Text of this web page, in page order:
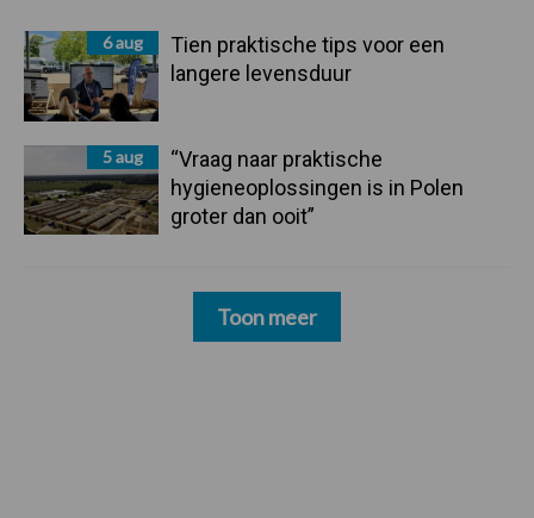
6 aug
Tien praktische tips voor een
langere levensduur
5 aug
“Vraag naar praktische
hygieneoplossingen is in Polen
groter dan ooit”
Toon meer